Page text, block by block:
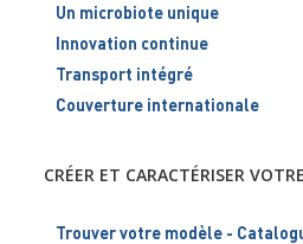
Un microbiote unique
Innovation continue
Transport intégré
Couverture internationale
CRÉER ET CARACTÉRISER
Trouver votre modèle -